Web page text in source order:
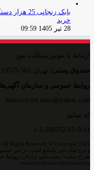
بابک
خرید
28 تیر 1405 09:59
ارتباط با موتورسیکلت نیوز
صندوق پستی: تهران 565-19575
روایط عمومی و سازمان
motorcyclet.news@yahoo.com
کد شامد
1-1-288752-65-0-11
و درج لینک خبر بلامانع است. در غیر
طراح سایت: محمدعلی نژادیان | روابط
motorcyclet.news@yahoo.com